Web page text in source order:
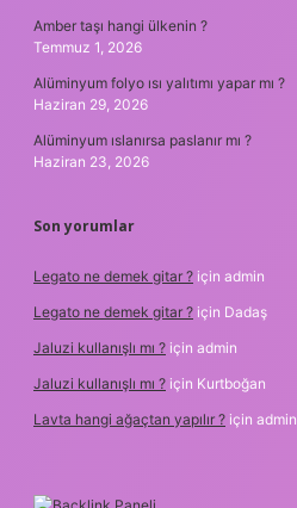
Amber taşı hangi ülkenin ?
Temmuz 1, 2026
Alüminyum folyo ısı yalıtımı yapar mı ?
Haziran 29, 2026
Alüminyum ıslanırsa paslanır mı ?
Haziran 23, 2026
Son yorumlar
Legato ne demek gitar ? için admin
Legato ne demek gitar ? için Dadaş
Jaluzi kullanışlı mı ? için admin
Jaluzi kullanışlı mı ? için Kurtboğan
Lavta hangi ağaçtan yapılır ? için admin